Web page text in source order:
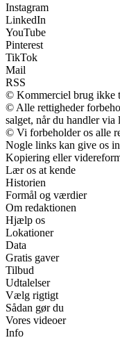
Instagram
LinkedIn
YouTube
Pinterest
TikTok
Mail
RSS
© Kommerciel brug ikke
© Alle rettigheder
salget, når du handler via
© Vi forbeholder os alle
Nogle links kan give os
Kopiering eller
Lær os at kende
Historien
Formål og værdier
Om redaktionen
Hjælp os
Lokationer
Data
Gratis gaver
Tilbud
Udtalelser
Vælg rigtigt
Sådan gør du
Vores videoer
Info